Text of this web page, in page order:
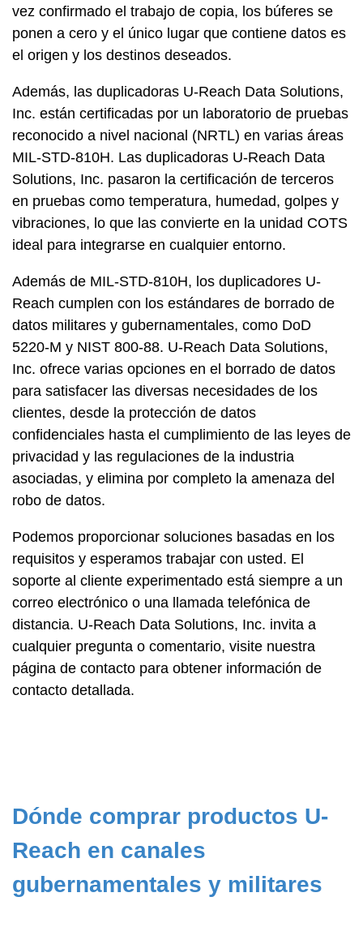
vez confirmado el trabajo de copia, los búferes se
ponen a cero y el único lugar que contiene datos es
el origen y los destinos deseados.
Además, las duplicadoras U-Reach Data Solutions,
Inc. están certificadas por un laboratorio de pruebas
reconocido a nivel nacional (NRTL) en varias áreas
MIL-STD-810H. Las duplicadoras U-Reach Data
Solutions, Inc. pasaron la certificación de terceros
en pruebas como temperatura, humedad, golpes y
vibraciones, lo que las convierte en la unidad COTS
ideal para integrarse en cualquier entorno.
Además de MIL-STD-810H, los duplicadores U-
Reach cumplen con los estándares de borrado de
datos militares y gubernamentales, como DoD
5220-M y NIST 800-88. U-Reach Data Solutions,
Inc. ofrece varias opciones en el borrado de datos
para satisfacer las diversas necesidades de los
clientes, desde la protección de datos
confidenciales hasta el cumplimiento de las leyes de
privacidad y las regulaciones de la industria
asociadas, y elimina por completo la amenaza del
robo de datos.
Podemos proporcionar soluciones basadas en los
requisitos y esperamos trabajar con usted. El
soporte al cliente experimentado está siempre a un
correo electrónico o una llamada telefónica de
distancia. U-Reach Data Solutions, Inc. invita a
cualquier pregunta o comentario, visite nuestra
página de contacto para obtener información de
contacto detallada.
Dónde comprar productos U-
Reach en canales
gubernamentales y militares